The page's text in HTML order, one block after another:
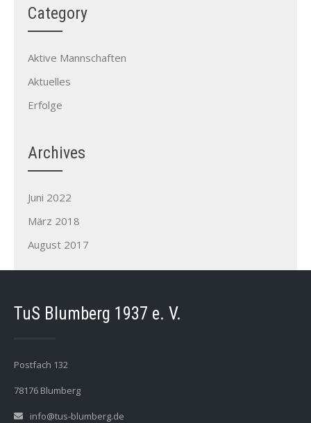
Category
Aktive Mannschaften
Aktuelles
Erfolge
Archives
Juni 2022
März 2018
August 2017
TuS Blumberg 1937 e. V.
Postfach 132
78176 Blumberg
info@tus-blumberg.de